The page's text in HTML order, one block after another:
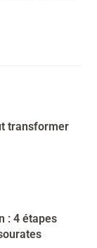
transformer
: 4 étapes